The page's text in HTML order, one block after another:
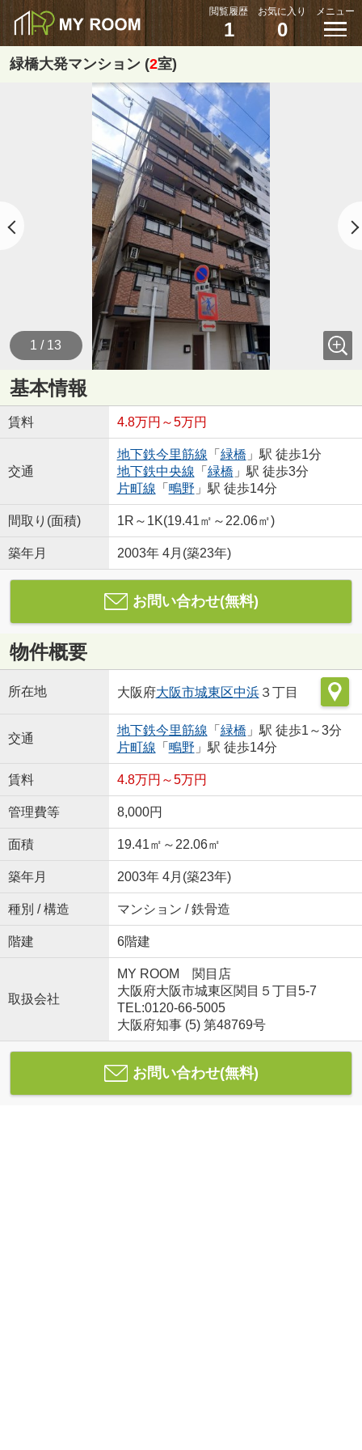
閲覧履歴
1
お気に入り
0
メニュー
緑橋大発マンション (2室)
1 / 13
基本情報
賃料 4.8万円～5万円
交通
地下鉄今里筋線 「 緑橋 」駅 徒歩1分
地下鉄中央線 「 緑橋 」駅 徒歩3分
片町線 「 鴫野 」駅 徒歩14分
間取り(面積) 1R～1K(19.41㎡～22.06㎡)
築年月 2003年 4月(築23年)
お問い合わせ(無料)
物件概要
所在地 大阪府大阪市城東区中浜３丁目
交通
地下鉄今里筋線 「 緑橋 」駅 徒歩1～3分
片町線 「 鴫野 」駅 徒歩14分
賃料 4.8万円～5万円
管理費等 8,000円
面積 19.41㎡～22.06㎡
築年月 2003年 4月(築23年)
種別 / 構造 マンション / 鉄骨造
階建 6階建
取扱会社
MY ROOM 関目店
大阪府大阪市城東区関目５丁目5-7
TEL:0120-66-5005
大阪府知事 (5) 第48769号
お問い合わせ(無料)